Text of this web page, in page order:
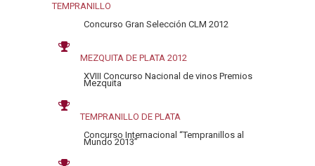
TEMPRANILLO
Concurso Gran Selección CLM 2012
MEZQUITA DE PLATA 2012
XVIII Concurso Nacional de vinos Premios
Mezquita
TEMPRANILLO DE PLATA
Concurso Internacional “Tempranillos al
Mundo 2013”